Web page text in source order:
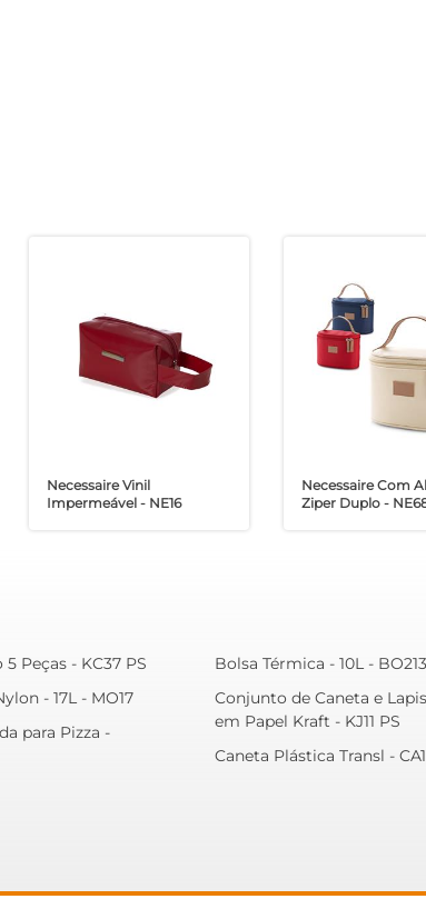
Necessaire Vinil
Impermeável - NE16
Necessaire Com
Ziper Duplo -
Peças - KC37 PS
- 17L - MO17
para Pizza -
Bolsa Térmica - 10L - BO213
Conjunto de Caneta e
em Papel Kraft - KJ11 PS
Caneta Plástica Transl -